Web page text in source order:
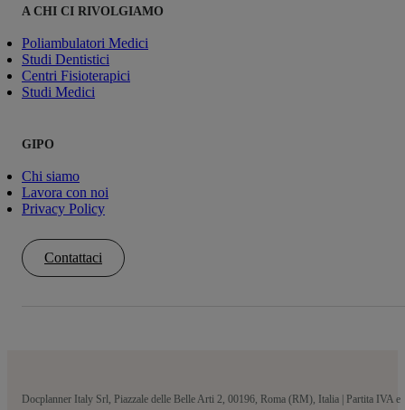
A CHI CI RIVOLGIAMO
Poliambulatori Medici
Studi Dentistici
Centri Fisioterapici
Studi Medici
GIPO
Chi siamo
Lavora con noi
Privacy Policy
Contattaci
Docplanner Italy Srl, Piazzale delle Belle Arti 2, 00196, Roma (RM), Italia | Partita IVA e